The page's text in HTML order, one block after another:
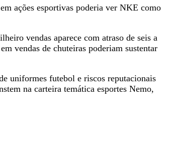
ações esportivas poderia ver NKE como
vendas aparece com atraso de seis a
vendas de chuteiras poderiam sustentar
uniformes futebol e riscos reputacionais
na carteira temática esportes Nemo,